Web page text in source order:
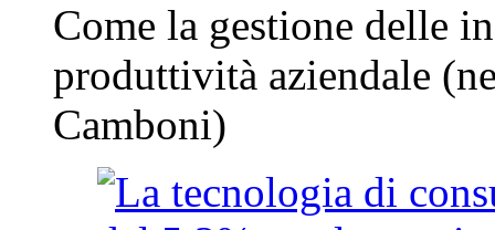
Come la gestione delle
produttività aziendale
Camboni)